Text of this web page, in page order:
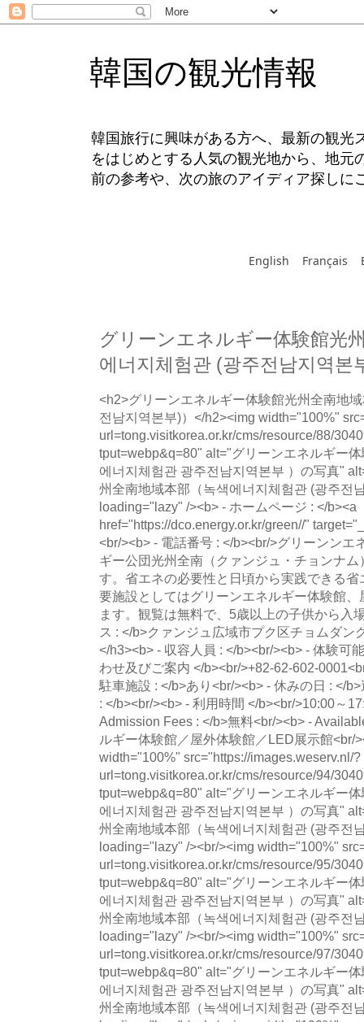
韓国の観光情報
韓国旅行に興味がある方へ、最新の観光
をはじめとする人気の観光地から、地
前の参考や、次の旅のアイディア探しに
English Français
グリーンエネルギー体験館光
에너지체험관 (광주전남지역본
<h2>グリーンエネルギー体験館光州全南地域本部（녹색에너지체험관 (광주전남지역본부)）</h2><img width="100%" src="https://images.weserv.nl/?url=tong.visitkorea.or.kr/cms/resource/88/3040988_image2_1.jpg&w=800&output=webp&q=80" alt="グリーンエネルギー体験館光州全南地域本部（녹색에너지체험관 광주전남지역본부 ）の写真" alt="グリーンエネルギー体験館光州全南地域本部（녹색에너지체험관 (광주전남지역본부)） main photo" loading="lazy" /><b> - ホームページ : </b><a href="https://dco.energy.or.kr/green//" target="_blank">dco.energy.or.kr</a><br/><b> - 電話番号 : </b><br/>グリーンンエネルギー体験館は、韓国エネルギー公団光州全南（クァンジュ・チョンナム）地域本部内にある展示館です。省エネの必要性と日頃から実践できる省エネ対策について学べます。主要施設としてはグリーンエネルギー体験館、屋外体験館、LED体験館があります。観覧は無料で、5歳以上の子供から入場できます。<br/><b> - アドレス : </b>クァンジュ広域市プク区チョムダングァギロ123 <br/><h3>紹介情報</h3><b> - 収容人員 : </b><br/><b> - 体験可能年齢 : </b><br/><b> - お問い合わせ及びご案内 </b><br/>+82-62-602-0001<br/><b> - 開場日 : </b><br/><b> - 駐車施設 : </b>あり<br/><b> - 休みの日 : </b>週末／祝日<br/><b> - 利用時期 : </b><br/><b> - 利用時間 </b><br/>10:00～17:00<br/><br/><br/><b> - Admission Fees : </b>無料<br/><b> - Available Facilities : </b>グリーンエネルギー体験館／屋外体験館／LED展示館<br/><br/><br/><br/><br/><img width="100%" src="https://images.weserv.nl/?url=tong.visitkorea.or.kr/cms/resource/94/3040994_image2_1.jpg&w=800&output=webp&q=80" alt="グリーンエネルギー体験館光州全南地域本部（녹색에너지체험관 광주전남지역본부 ）の写真" alt="グリーンエネルギー体験館光州全南地域本部（녹색에너지체험관 (광주전남지역본부)） photo 1" loading="lazy" /><br/><img width="100%" src="https://images.weserv.nl/?url=tong.visitkorea.or.kr/cms/resource/95/3040995_image2_1.jpg&w=800&output=webp&q=80" alt="グリーンエネルギー体験館光州全南地域本部（녹색에너지체험관 광주전남지역본부 ）の写真" alt="グリーンエネルギー体験館光州全南地域本部（녹색에너지체험관 (광주전남지역본부)） photo 2" loading="lazy" /><br/><img width="100%" src="https://images.weserv.nl/?url=tong.visitkorea.or.kr/cms/resource/97/3040997_image2_1.jpg&w=800&output=webp&q=80" alt="グリーンエネルギー体験館光州全南地域本部（녹색에너지체험관 광주전남지역본부 ）の写真" alt="グリーンエネルギー体験館光州全南地域本部（녹색에너지체험관 (광주전남지역본부)） photo 3" loading="lazy" /><br/><img width="100%" src="https://images.weserv.nl/?url=tong.visitkorea.or.kr/cms/resource/98/3040998_image2_1.jpg&w=800&output=webp&q=80" alt="グリーンエネルギー体験館光州全南地域本部（녹색에너지체험관 광주전남지역본부 ）の写真" alt="グリーンエネルギー体験館光州全南地域本部（녹색에너지체험관 (광주전남지역본부)） photo 4" loading="lazy" /><br/><img width="100%" src="https://images.weserv.nl/?url=tong.visitkorea.or.kr/cms/resource/01/3041001_image2_1.jpg&w=800&output=webp&q=80" alt="グリーンエネルギー体験館光州全南地域本部（녹색에너지체험관 광주전남지역본부 ）の写真" alt="グリーンエネルギー体験館光州全南地域本部（녹색에너지체험관 (광주전남지역본부)） photo 5" loading="lazy" /><br/><img width="100%" src="https://images.weserv.nl/?url=tong.visitkorea.or.kr/cms/resource/05/3041005_image2_1.jpg&w=800&output=webp&q=80" alt="グリーンエネルギー体験館光州全南地域本部（녹색에너지체험관 광주전남지역본부 ）の写真" alt="グリーンエネルギー体験館光州全南地域本部（녹색에너지체험관 (광주전남지역본부)） photo 6" loading="lazy" /><br/><img width="100%" src="https://images.weserv.nl/?url=tong.visitkorea.or.kr/cms/resource/11/3041011_image2_1.jpg&w=800&output=webp&q=80" alt="グリーンエネルギー体験館光州全南地域本部（녹색에너지체험관 광주전남지역본부 ）の写真" alt="グリーンエネルギー体験館光州全南地域本部（녹색에너지체험관 (광주전남지역본부)） photo 7" loading="lazy" /><br/><img width="100%" src="https://images.weserv.nl/?url=tong.visitkorea.or.kr/cms/resource/13/3041013_image2_1.jpg&w=800&output=webp&q=80" alt="グリーンエネルギー体験館光州全南地域本部（녹색에너지체험관 광주전남지역본부 ）の写真" alt="グリーンエネルギー体験館光州全南地域本部（녹색에너지체험관 (광주전남지역본부)） photo 8" loading="lazy" /><br/><img width="100%" src="https://images.weserv.nl/?url=tong.visitkorea.or.kr/cms/resource/14/3041014_image2_1.jpg&w=800&output=webp&q=80" alt="グリーンエネルギー体験館光州全南地域本部（녹색에너지체험관 광주전남지역본부 ）の写真" alt="グリーンエネルギー体験館光州全南地域本部（녹색에너지체험관 (광주전남지역본부)） photo 9" loading="lazy" /><br/><img width="100%" src="https://images.weserv.nl/?url=tong.visitkorea.or.kr/cms/resource/03/3041003_image2_1.jpg&w=800&output=webp&q=80" alt="グリーンエネルギー体験館光州全南地域本部（녹색에너지체험관 광주전남지역본부 ）の写真" alt="グリーンエネルギー体験館光州全南地域本部（녹색에너지체험관 (광주전남지역본부)） photo 10" loading="lazy" /><br/><img width="100%" src="https://images.weserv.nl/?url=tong.visitkorea.or.kr/cms/resource/15/3041015_image2_1.jpg&w=800&output=webp&q=80" alt="グリーンエネルギー体験館光州全南地域本部（녹색에너지체험관 광주전남지역본부 ）の写真" alt="グリーンエネルギー体験館光州全南地域本部（녹색에너지체험관 (광주전남지역본부)） photo 11" loading="lazy" /><br/><img width="100%" src="https://images.weserv.nl/?url=tong.visitkorea.or.kr/cms/resource/06/3041006_image2_1.jpg&w=800&output=webp&q=80" alt="グリーンエネルギー体験館光州全南地域本部（녹색에너지체험관 광주전남지역본부 ）の写真" alt="グリーンエネルギー体験館光州全南地域本部（녹색에너지체험관 (광주전남지역본부)） photo 12" loading="lazy" /><br/><img width="100%" src="https://images.weserv.nl/?url=tong.visitkorea.or.kr/cms/resource/89/3040989_image2_1.jpg&w=800&output=webp&q=80" alt="グリーンエネルギー体験館光州全南地域本部（녹색에너지체험관 광주전남지역본부 ）の写真" alt="グリーンエネルギー体験館光州全南地域本部（녹색에너지체험관 (광주전남지역본부)） photo 13" loading="lazy" /><br/><img width="100%" src="https://images.weserv.nl/?url=tong.visitkorea.or.kr/cms/resource/00/3041000_image2_1.jpg&w=800&output=webp&q=80" alt="グリーンエネルギー体験館光州全南地域本部（녹색에너지체험관 광주전남지역본부 ）の写真" alt="グリーンエネルギー体験館光州全南地域本部（녹색에너지체험관 (광주전남지역본부)） photo 14" loading="lazy" /><br/><img width="100%" src="https://images.weserv.nl/?url=tong.visitkorea.or.kr/cms/resource/04/3041004_image2_1.jpg&w=800&output=webp&q=80" alt="グリーンエネルギー体験館光州全南地域本部（녹색에너지체험관 광주전남지역본부 ）の写真" alt="グリーンエネルギー体験館光州全南地域本部（녹색에너지체험관 (광주전남지역본부)） photo 15" loading="lazy" /><br/><img width="100%" src="https://images.weserv.nl/?url=tong.visitkorea.or.kr/cms/resource/02/3041002_image2_1.jpg&w=800&output=webp&q=80" alt="グリーンエネルギー体験館光州全南地域本部（녹색에너지체험관 광주전남지역본부 ）の写真" alt="グリーンエネルギー体験館光州全南地域本部（녹색에너지체험관 (광주전남지역본부)） photo 16" loading="lazy" /><br/><img width="100%" src="https://images.weserv.nl/?url=tong.visitkorea.or.kr/cms/resource/10/3041010_image2_1.jpg&w=800&output=webp&q=80" alt="グリーンエネルギー体験館光州全南地域本部（녹색에너지체험관 광주전남지역본부 ）の写真" alt="グリーンエネルギー体験館光州全南地域本部（녹색에너지체험관 (광주전남지역본부)） photo 17" loading="lazy" /><br/><img width="100%" src="https://images.weserv.nl/?url=tong.visitkorea.or.kr/cms/resource/09/3041009_image2_1.jpg&w=800&output=webp&q=80" alt="グリーンエネルギー体験館光州全南地域本部（녹색에너지체험관 광주전남지역본부 ）の写真" alt="グリーンエネルギー体験館光州全南地域本部（녹색에너지체험관 (광주전남지역본부)） photo 18" loading="lazy" /><br/><img width="100%" src="https://images.weserv.nl/?url=tong.visitkorea.or.kr/cms/resource/12/3041012_image2_1.jpg&w=800&output=webp&q=80" alt="グリーンエネルギー体験館光州全